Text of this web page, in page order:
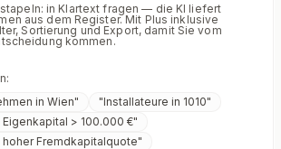
in Klartext fragen — die KI liefert
aus dem Register. Mit Plus inklusive
Sortierung und Export, damit Sie vom
kommen.
in Wien" "Installateure in 1010"
> 100.000 €"
Fremdkapitalquote"